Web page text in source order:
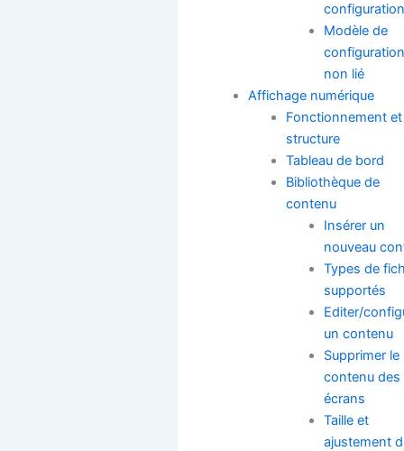
configuration
Modèle de
configuration
non lié
Affichage numérique
Fonctionnement et
structure
Tableau de bord
Bibliothèque de
contenu
Insérer un
nouveau
Types de
supportés
Editer/
un contenu
Supprimer le
contenu des
écrans
Taille et
ajustement